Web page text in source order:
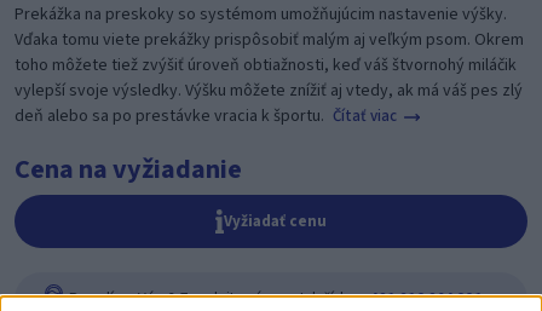
Prekážka na preskoky so systémom umožňujúcim nastavenie výšky.
Vďaka tomu viete prekážky prispôsobiť malým aj veľkým psom. Okrem
toho môžete tiež zvýšiť úroveň obtiažnosti, keď váš štvornohý miláčik
vylepší svoje výsledky. Výšku môžete znížiť aj vtedy, ak má váš pes zlý
deň alebo sa po prestávke vracia k športu. Čítať viac
Cena na vyžiadanie
Vyžiadať cenu
Poradíme Vám? Zavolajte nám na tel. číslo:+421 918 204 331